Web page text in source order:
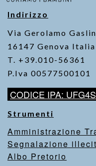
Indirizzo
Via Gerolamo
16147 Genova Italia
T. +39.010-56361
P.Iva 00577500101
CODICE IPA:
Strumenti
Amministrazione
Segnalazione
Albo Pretorio